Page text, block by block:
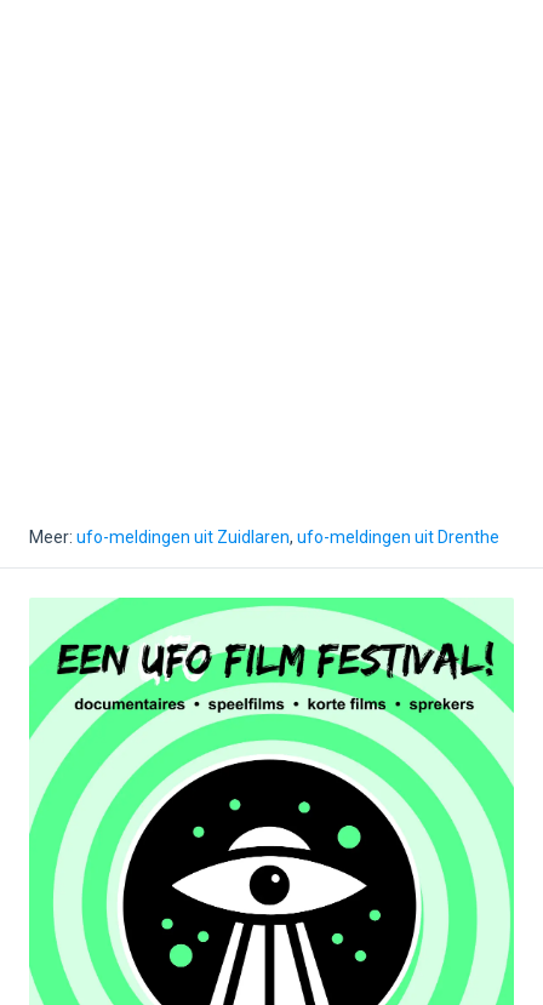
Meer: ufo-meldingen uit Zuidlaren, ufo-meldingen uit Drenthe